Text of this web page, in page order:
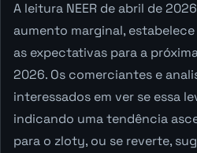
A leitura NEER de abril de
aumento marginal,
as expectativas para a
2026. Os comerciantes e
interessados em ver se essa
indicando uma tendência
para o zloty, ou se reverte,